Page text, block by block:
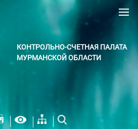
КОНТРОЛЬНО-СЧЕТНАЯ ПАЛАТА
МУРМАНСКОЙ ОБЛАСТИ